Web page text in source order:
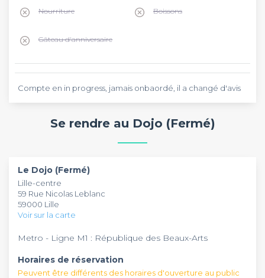
Nourriture Boissons
Gâteau d'anniversaire
Compte en in progress, jamais onbaordé, il a changé d'avis
Se rendre au Dojo (Fermé)
Le Dojo (Fermé)
Lille-centre
59 Rue Nicolas Leblanc
59000 Lille
Voir sur la carte
Metro - Ligne M1 : République des Beaux-Arts
Horaires de réservation
Peuvent être différents des horaires d'ouverture au public